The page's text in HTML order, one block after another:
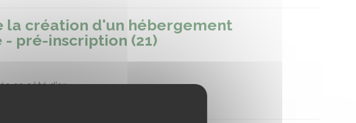
la création d'un hébergement
pré-inscription (21)
en côté d'or